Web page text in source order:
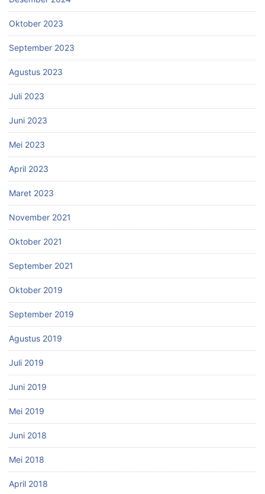
Oktober 2023
September 2023
Agustus 2023
Juli 2023
Juni 2023
Mei 2023
April 2023
Maret 2023
November 2021
Oktober 2021
September 2021
Oktober 2019
September 2019
Agustus 2019
Juli 2019
Juni 2019
Mei 2019
Juni 2018
Mei 2018
April 2018